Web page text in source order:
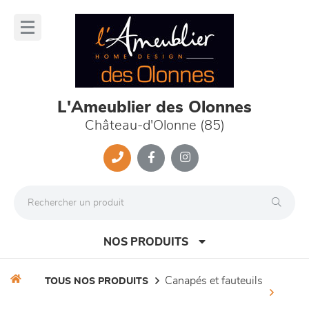
L'Ameublier des Olonnes
Château-d'Olonne (85)
NOS PRODUITS
TOUS NOS PRODUITS canapés et fauteuils